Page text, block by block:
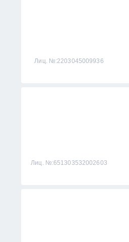
Лиц. №:2203045009936
Лиц. №:651303532002603